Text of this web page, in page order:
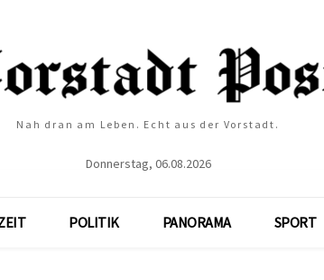
Nah dran am Leben. Echt aus der Vorstadt.
Donnerstag, 06.08.2026
POLITIK PANORAMA SPORT